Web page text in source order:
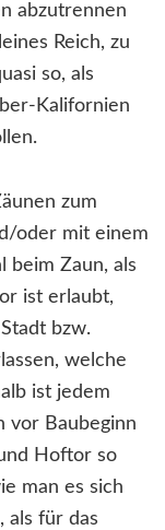
abzutrennen
Reich, zu
so, als
Kalifornien
zum
oder mit einem
beim Zaun, als
ist erlaubt,
bzw.
welche
ist jedem
vor Baubeginn
Hoftor so
man es sich
als für das